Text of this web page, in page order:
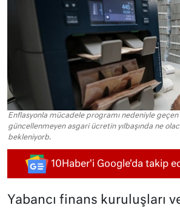
Enflasyonla mücadele programı nedeniyle geçen
güncellenmeyen asgari ücretin yılbaşında ne
bekleniyorb.
10Haber'i Google'da takip
Yabancı finans kuruluşları